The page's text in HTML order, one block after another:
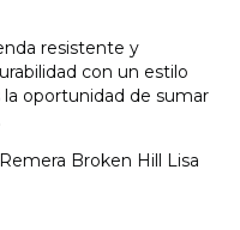
resistente y
con un estilo
oportunidad de sumar
Broken Hill Lisa